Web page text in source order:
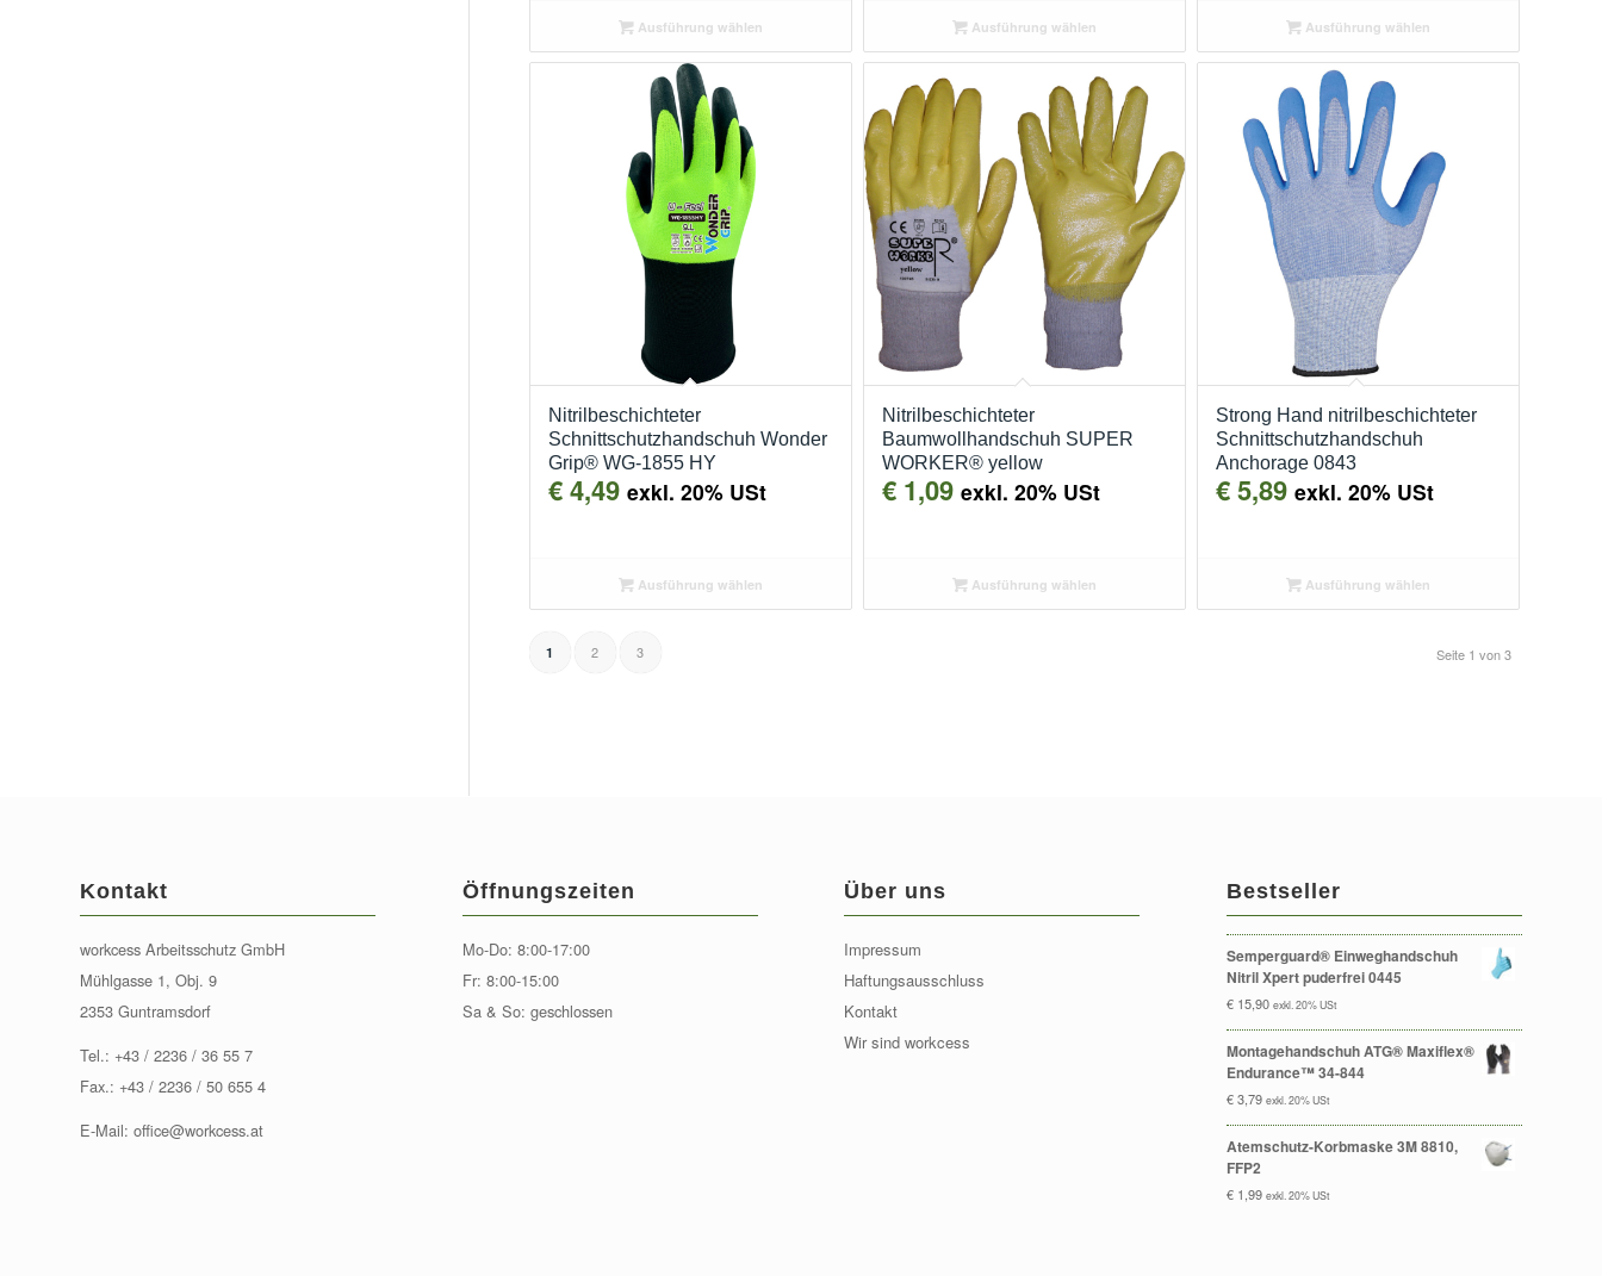
Ausführung wählen Ausführung wählen Ausführung wählen
Nitrilbeschichteter
Schnittschutzhandschuh Wonder
Grip® WG-1855 HY
€4,49 exkl. 20% USt
Ausführung wählen
Nitrilbeschichteter
Baumwollhandschuh SUPER
WORKER® yellow
€1,09 exkl. 20% USt
Ausführung wählen
Strong Hand nitrilbeschichteter
Schnittschutzhandschuh
Anchorage 0843
€5,89 exkl. 20% USt
Ausführung wählen
Seite 1 von 3
1 2 3
Kontakt
workcess Arbeitsschutz GmbH
Mühlgasse 1, Obj. 9
2353 Guntramsdorf
Tel.: +43 / 2236 / 36 55 7
Fax.: +43 / 2236 / 50 655 4
E-Mail: office@workcess.at
Öffnungszeiten
Mo-Do: 8:00-17:00
Fr: 8:00-15:00
Sa & So: geschlossen
Über uns
Impressum
Haftungsausschluss
Kontakt
Wir sind workcess
Bestseller
Semperguard® Einweghandschuh
Nitril Xpert puderfrei 0445
€15,90 exkl. 20% USt
Montagehandschuh ATG® Maxiflex®
Endurance™ 34-844
€3,79 exkl. 20% USt
Atemschutz-Korbmaske 3M 8810,
FFP2
€1,99 exkl. 20% USt